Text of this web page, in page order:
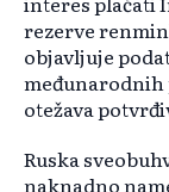
rezerve
objavljuje
međunarodnih
otežava
Ruska
naknadno